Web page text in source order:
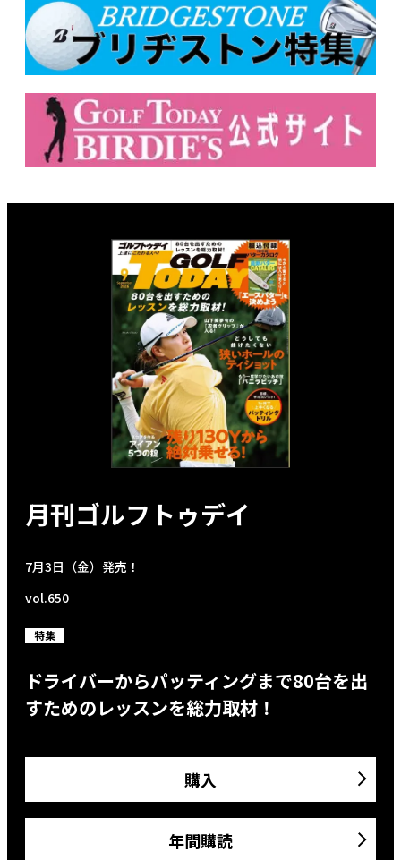
月刊ゴルフトゥデイ
7月3日（金）発売！
vol.650
特集
ドライバーからパッティングまで80台を出
すためのレッスンを総力取材！
購入
年間購読